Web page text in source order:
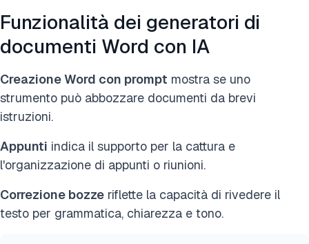
Funzionalità dei generatori di
documenti Word con IA
Creazione Word con prompt mostra se uno
strumento può abbozzare documenti da brevi
istruzioni.
Appunti indica il supporto per la cattura e
l'organizzazione di appunti o riunioni.
Correzione bozze riflette la capacità di rivedere il
testo per grammatica, chiarezza e tono.